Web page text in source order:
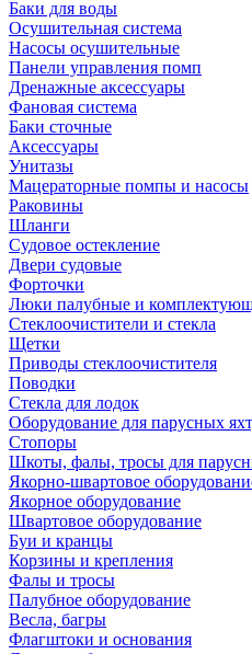
Баки для воды
Осушительная система
Насосы осушительные
Панели управления помп
Дренажные аксессуары
Фановая система
Баки сточные
Аксессуары
Унитазы
Мацераторные помпы и насосы
Раковины
Шланги
Судовое остекление
Двери судовые
Форточки
Люки палубные и
Стеклоочистители и стекла
Щетки
Приводы стеклоочистителя
Поводки
Стекла для лодок
Оборудование для парусных
Стопоры
Шкоты, фалы, тросы для
Якорно-швартовое
Якорное оборудование
Швартовое оборудование
Буи и кранцы
Корзины и крепления
Фалы и тросы
Палубное оборудование
Весла, багры
Флагштоки и основания